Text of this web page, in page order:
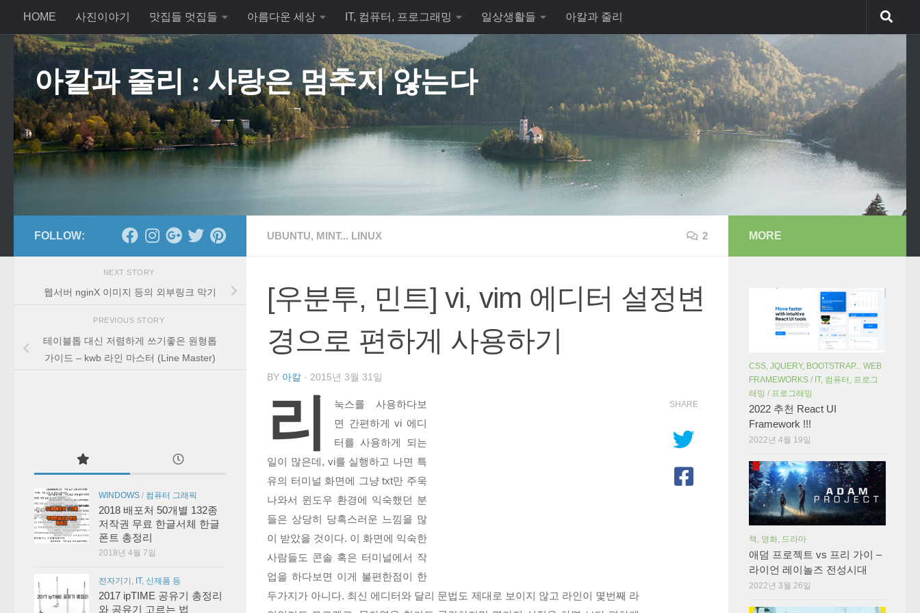
Skip to content
HOME 사진이야기 맛집들 멋집들 아름다운 세상 IT, 컴퓨터, 프로그래밍 일상생활들 아칼과 줄리
아칼과 줄리 : 사랑은 멈추지 않는다
UBUNTU, MINT... LINUX 2
[우분투, 민트] vi, vim 에디터 설정변
경으로 편하게 사용하기
BY 아칼 · 2015년 3월 31일
리
눅스를 사용하다보
면 간편하게 vi 에디
터를 사용하게 되는
일이 많은데, vi를 실행하고 나면 특
유의 터미널 화면에 그냥 txt만 주욱
나와서 윈도우 환경에 익숙했던 분
들은 상당히 당혹스러운 느낌을 많
이 받았을 것이다. 이 화면에 익숙한
사람들도 콘솔 혹은 터미널에서 작
업을 하다보면 이게 불편한점이 한
두가지가 아니다. 최신 에디터와 달리 문법도 제대로 보이지 않고 라인이 몇번째 라
SHARE
FOLLOW:
NEXT STORY
웹서버 nginX 이미지 등의 외부링크 막기
PREVIOUS STORY
테이블톱 대신 저렴하게 쓰기좋은 원형톱
가이드 – kwb 라인 마스터 (Line Master)
WINDOWS / 컴퓨터 그래픽
2018 배포처 50개별 132종
저작권 무료 한글서체 한글
폰트 총정리
2018년 4월 7일
전자기기, IT, 신제품 등
2017 ipTIME 공유기 총정리
와 공유기 고르는 법
MORE
CSS, JQUERY, BOOTSTRAP... WEB
FRAMEWORKS / IT, 컴퓨터, 프로그
래밍 / 프로그래밍
2022 추천 React UI
Framework !!!
2022년 4월 19일
책, 영화, 드라마
애덤 프로젝트 vs 프리 가이 –
라이언 레이놀즈 전성시대
2022년 3월 26일